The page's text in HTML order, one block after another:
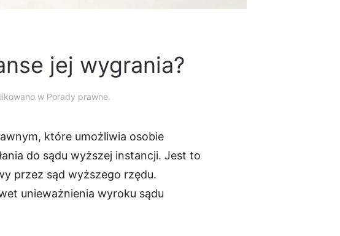
jej wygrania?
w Porady prawne.
które umożliwia osobie
do sądu wyższej instancji. Jest to
przez sąd wyższego rzędu.
unieważnienia wyroku sądu